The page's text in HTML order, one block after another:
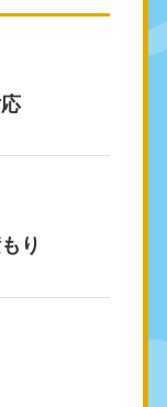
り
5264
年中無休
5266